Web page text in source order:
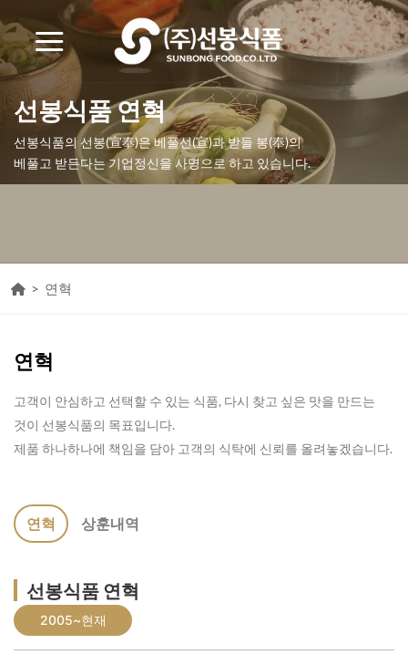
to
content
선봉식품 연혁
선봉식품의 선봉(宣奉)은 베풀선(宣)과 받들 봉(奉)의
베풀고 받든다는 기업정신을 사명으로 하고 있습니다.
> 연혁
연혁
고객이 안심하고 선택할 수 있는 식품, 다시 찾고 싶은 맛을 만드는
것이 선봉식품의 목표입니다.
제품 하나하나에 책임을 담아 고객의 식탁에 신뢰를 올려놓겠습니다.
연혁 상훈내역
선봉식품 연혁
2005~현재